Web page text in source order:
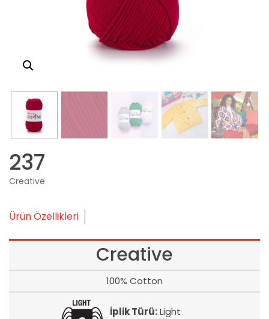
237
Creative
Ürün Özellikleri
Creative
100% Cotton
İplik Türü:Light